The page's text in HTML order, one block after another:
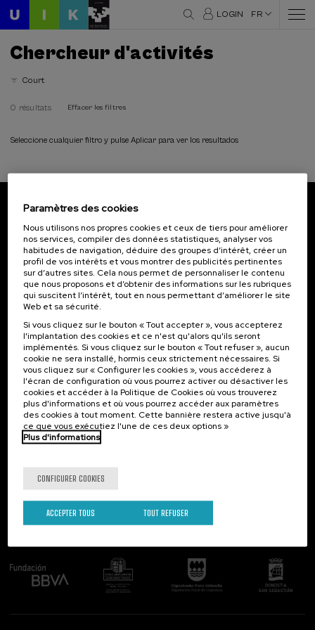
LOGIN FR
Chercheur d'activités
Court
0 résultats Effacer les filtres
Seleccione cualquier filtro y pulse Aplicar para ver los resultados
Inscrivez-vous pour être le premier à recevoir les
actualités de l'UIK.
S'abonner
Contact
Palacio Miramar
Paseo de Miraconcha, 48
20007 Donostia / San Sebastián
Gipuzkoa, Spain
Contactez-nous!
Intéressant...
Activités précédentes
Suivez-nous
Paramètres des cookies
Nous utilisons nos propres cookies et ceux de tiers pour améliorer
nos services, compiler des données statistiques, analyser vos
habitudes de navigation, déduire des groupes d’intérêt, créer un
profil de vos intérêts et vous montrer des publicités pertinentes
sur d’autres sites. Cela nous permet de personnaliser le contenu
que nous proposons et d’obtenir des informations sur les rubriques
qui suscitent l’intérêt, tout en nous permettant d’améliorer le site
Web et sa sécurité.
Si vous cliquez sur le bouton « Tout accepter », vous accepterez
l'implantation des cookies et ce n'est qu'alors qu'ils seront
implémentés. Si vous cliquez sur le bouton « Tout refuser », aucun
cookie ne sera installé, hormis ceux strictement nécessaires. Si
vous cliquez sur « Configurer les cookies », vous accéderez à
l'écran de configuration où vous pourrez activer ou désactiver les
cookies et accéder à la Politique de Cookies où vous trouverez
plus d'informations et où vous pourrez accéder aux paramètres
des cookies à tout moment. Cette bannière restera active jusqu'à
ce que vous exécutiez l'une de ces deux options »
Plus d'informations
CONFIGURER COOKIES
TOUT REFUSER
ACCEPTER TOUS